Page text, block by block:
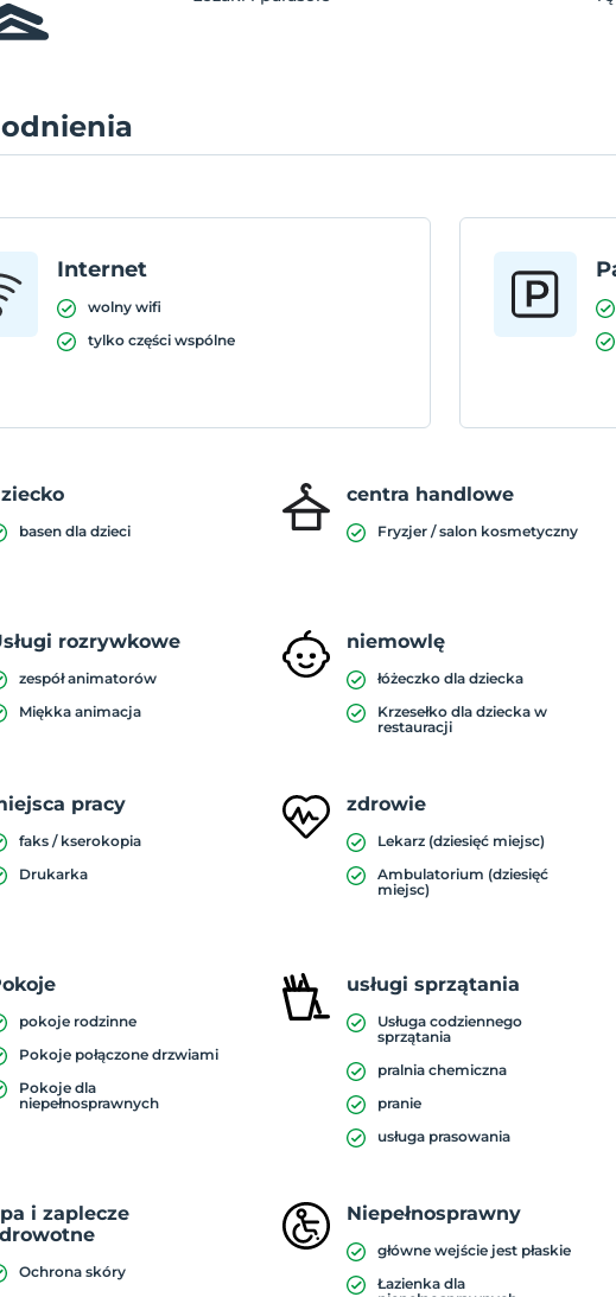
Internet
wolny wifi
tylko części wspólne
basen dla dzieci
centra handlowe
Fryzjer / salon kosmetyczny
rozrywkowe
zespół animatorów
Miękka animacja
niemowlę
łóżeczko dla dziecka
Krzesełko dla dziecka w
restauracji
pracy
faks / kserokopia
Drukarka
zdrowie
Lekarz (dziesięć miejsc)
Ambulatorium (dziesięć
miejsc)
pokoje rodzinne
Pokoje połączone drzwiami
Pokoje dla
niepełnosprawnych
usługi sprzątania
Usługa codziennego
sprzątania
pralnia chemiczna
pranie
usługa prasowania
i zaplecze
Ochrona skóry
Niepełnosprawny
główne wejście jest płaskie
Łazienka dla